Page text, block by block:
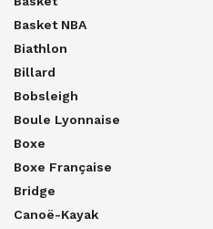
Basket NBA
Biathlon
Billard
Bobsleigh
Boule Lyonnaise
Boxe
Boxe Française
Bridge
Canoë-Kayak